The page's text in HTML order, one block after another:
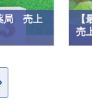
局 売上
売